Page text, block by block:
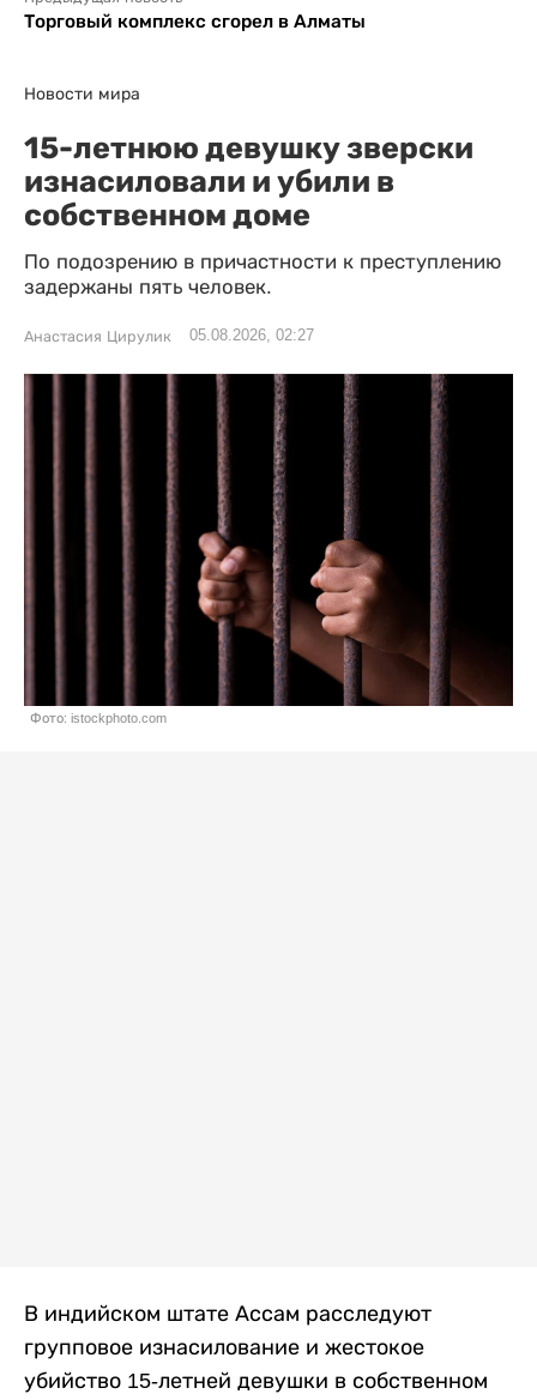
Торговый комплекс сгорел в Алматы
Новости мира
15-летнюю девушку зверски
изнасиловали и убили в
собственном доме
По подозрению в причастности к преступлению
задержаны пять человек.
Анастасия Цирулик 05.08.2026, 02:27
Фото: istockphoto.com
В индийском штате Ассам расследуют
групповое изнасилование и жестокое
убийство 15-летней девушки в собственном